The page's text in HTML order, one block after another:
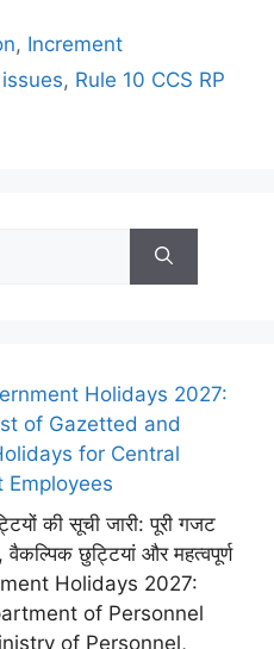
, Increment
, Rule 10 CCS RP
Holidays 2027:
of Gazetted and
for Central
Employees
की सूची जारी: पूरी गजट
छुट्टियां और महत्वपूर्ण
Holidays 2027:
of Personnel
of Personnel,